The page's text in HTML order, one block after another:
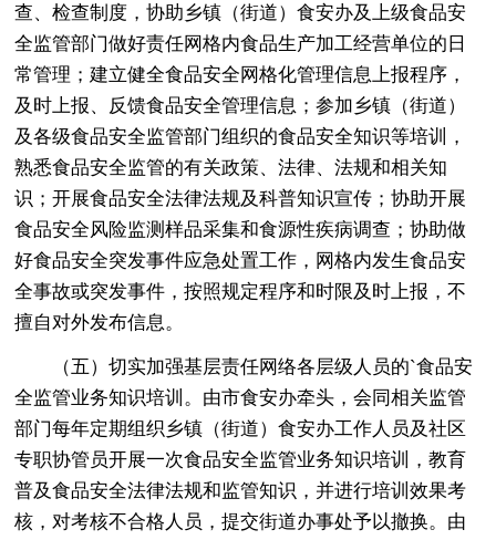
查、检查制度，协助乡镇（街道）食安办及上级食品安
全监管部门做好责任网格内食品生产加工经营单位的日
常管理；建立健全食品安全网格化管理信息上报程序，
及时上报、反馈食品安全管理信息；参加乡镇（街道）
及各级食品安全监管部门组织的食品安全知识等培训，
熟悉食品安全监管的有关政策、法律、法规和相关知
识；开展食品安全法律法规及科普知识宣传；协助开展
食品安全风险监测样品采集和食源性疾病调查；协助做
好食品安全突发事件应急处置工作，网格内发生食品安
全事故或突发事件，按照规定程序和时限及时上报，不
擅自对外发布信息。
（五）切实加强基层责任网络各层级人员的`食品安
全监管业务知识培训。由市食安办牵头，会同相关监管
部门每年定期组织乡镇（街道）食安办工作人员及社区
专职协管员开展一次食品安全监管业务知识培训，教育
普及食品安全法律法规和监管知识，并进行培训效果考
核，对考核不合格人员，提交街道办事处予以撤换。由